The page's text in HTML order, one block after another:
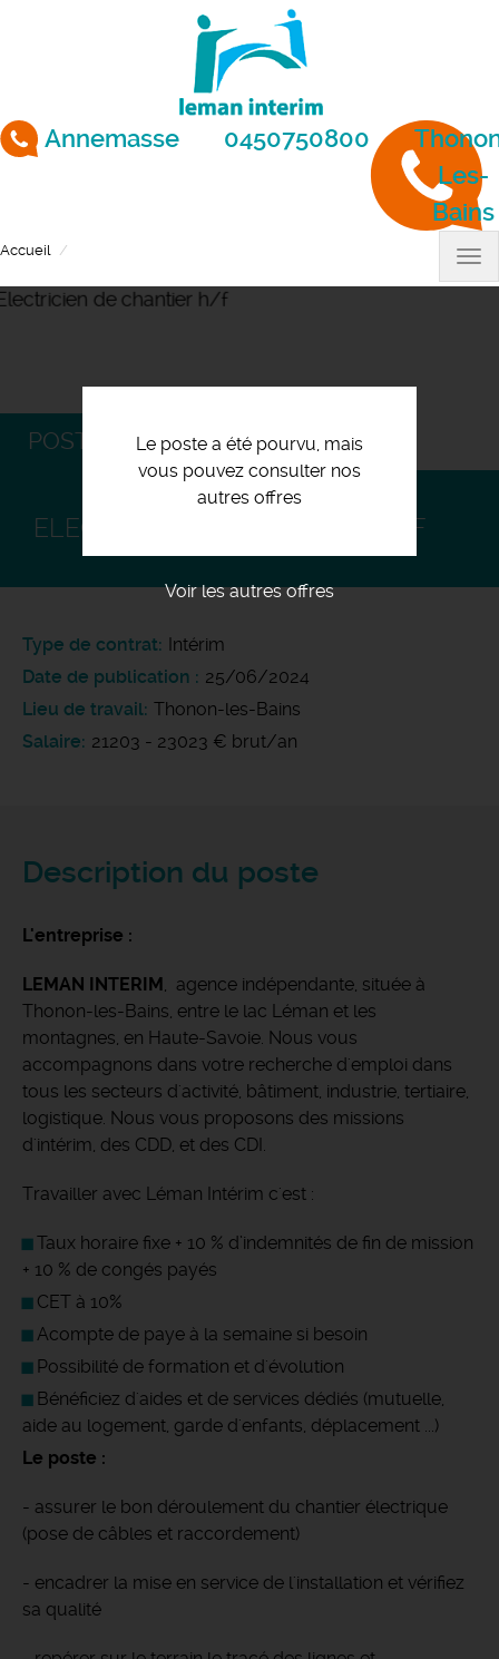
Annemasse 0450750800
Les-
Bains
Accueil
Le poste a été pourvu, mais
vous pouvez consulter nos
autres offres
Voir les autres offres
POSTULEZ
ELECTRICIEN DE CHANTIER H/F
Type de contrat Intérim
Date de publication
25/06/2024
Lieu de travail Thonon-les-Bains
Salaire 21203 - 23023 € brut/an
Description du poste
L'entreprise :
LEMAN INTERIM, agence indépendante, située à
Thonon-les-Bains, entre le lac Léman et les
montagnes, en Haute-Savoie. Nous vous
accompagnons dans votre recherche d'emploi dans
tous les secteurs d'activité, bâtiment, industrie, tertiaire,
logistique. Nous vous proposons des missions
d'intérim, des CDD, et des CDI.
Travailler avec Léman Intérim c'est :
Taux horaire fixe + 10 % d’indemnités de fin de mission
+ 10 % de congés payés
CET à 10%
Acompte de paye à la semaine si besoin
Possibilité de formation et d'évolution
Bénéficiez d'aides et de services dédiés (mutuelle,
aide au logement, garde d'enfants, déplacement ...)
Le poste :
- assurer le bon déroulement du chantier électrique
(pose de câbles et raccordement)
- encadrer la mise en service de l'installation et vérifiez
sa qualité